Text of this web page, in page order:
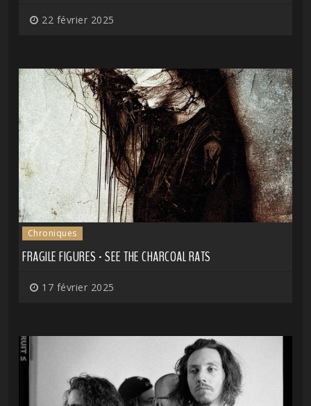
22 février 2025
Chroniques
FRAGILE FIGURES - SEE THE CHARCOAL RATS
17 février 2025